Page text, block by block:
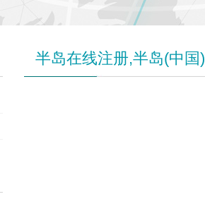
半岛在线注册,半岛(中国)